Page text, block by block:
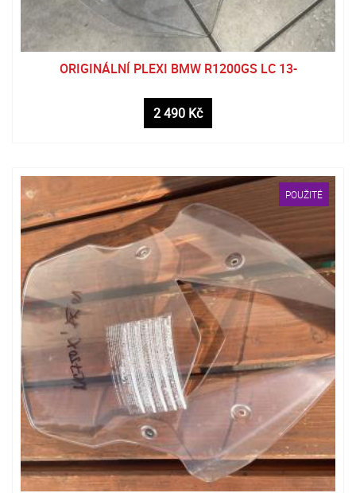
ORIGINÁLNÍ PLEXI BMW R1200GS LC 13-
2 490 Kč
POUŽITÉ